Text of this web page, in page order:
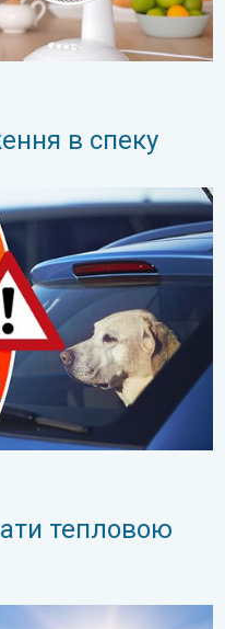
в спеку
пасткою. Обережно!. . .
тепловою
Україні. Будьте